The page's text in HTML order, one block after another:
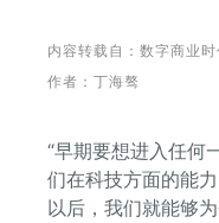
内容转载自：数字商业
作者： 丁海骜
“早期要想进入任何
们在科技方面的能
以后，我们就能够